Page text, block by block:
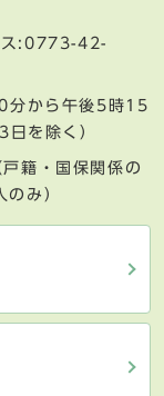
ス:0773-42-
分から午後5時15
を除く）
籍・国保関係の
み）